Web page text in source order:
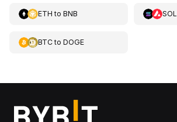
ETH to BNB SOL
BTCto DOGE